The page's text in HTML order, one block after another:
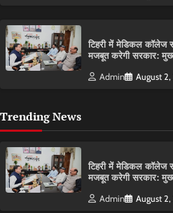
टिहरी में मेडिकल कॉलेज
मजबूत करेगी सरकार:
Admin August
Trending News
टिहरी में मेडिकल कॉलेज
मजबूत करेगी सरकार:
Admin August